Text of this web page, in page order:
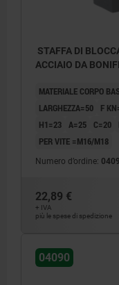
STAFFA DI
ACCIAIO DA
MATERIALE CORPO
LARGHEZZA=50
F
H1=23
A=25 C=20
PER VITE =M16/M18
Numero d’ordine:
22,89 €
+ IVA
più le spese di spedizione
04090